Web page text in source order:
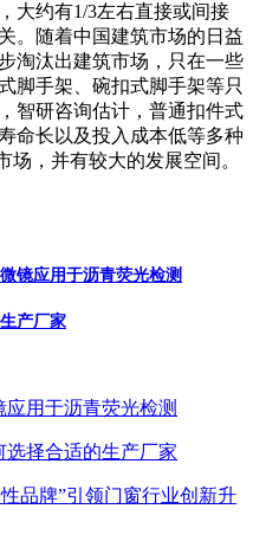
大约有1/3左右直接或间接
。随着中国建筑市场的日益
淘汰出建筑市场，只在一些
脚手架、碗扣式脚手架等只
智研咨询估计，普通扣件式
命长以及投入成本低等多种
场，并有较大的发展空间。
镜应用于沥青荧光检测
产厂家
用于沥青荧光检测
择合适的生产厂家
品牌”引领门窗行业创新升